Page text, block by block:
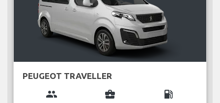
PEUGEOT TRAVELLER
group business_center local_gas_station